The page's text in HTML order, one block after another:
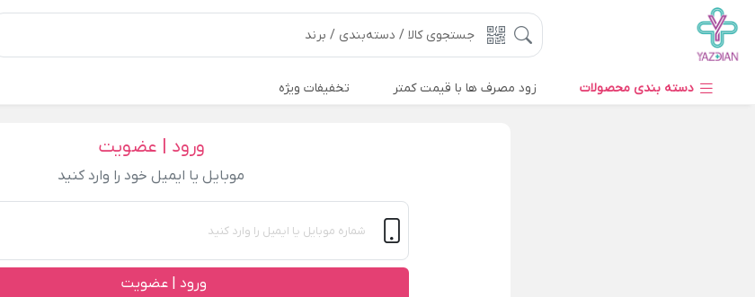
دسته بندی محصولات زود مصرف ها با قیمت کمتر تخفیفات ویژه
ورود | عضویت
موبایل یا ایمیل خود را وارد کنید
ورود | عضویت